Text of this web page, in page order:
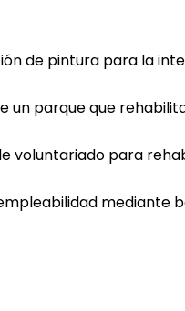
de pintura para la
un parque que
voluntariado para
mediante